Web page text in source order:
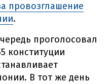
провозглашение
.
проголосовал
конституции
В тот же день